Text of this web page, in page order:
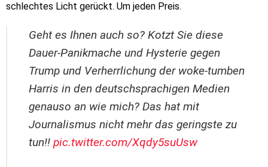
schlechtes Licht gerückt. Um jeden Preis.
Geht es Ihnen auch so? Kotzt Sie diese
Dauer-Panikmache und Hysterie gegen
Trump und Verherrlichung der woke-tumben
Harris in den deutschsprachigen Medien
genauso an wie mich? Das hat mit
Journalismus nicht mehr das geringste zu
tun!! pic.twitter.com/Xqdy5suUsw